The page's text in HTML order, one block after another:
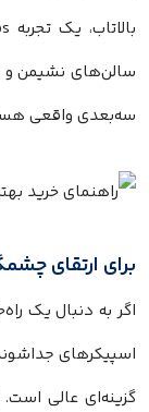
نشیمن و
واقعی هستند،
ارتقای
به دنبال یک راه‌حل
جداشونده